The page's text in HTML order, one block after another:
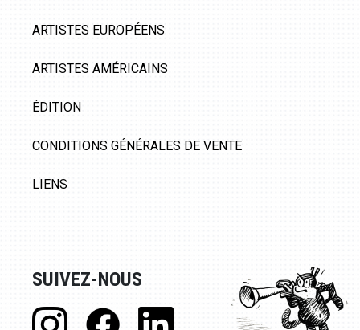
ARTISTES EUROPÉENS
ARTISTES AMÉRICAINS
ÉDITION
CONDITIONS GÉNÉRALES DE VENTE
LIENS
SUIVEZ-NOUS